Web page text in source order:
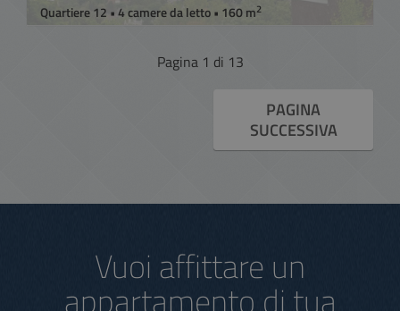
Quartiere 12 • 4 camere da letto • 160 m2
Pagina 1 di 13
PAGINA
SUCCESSIVA
Vuoi affittare un
appartamento di tua